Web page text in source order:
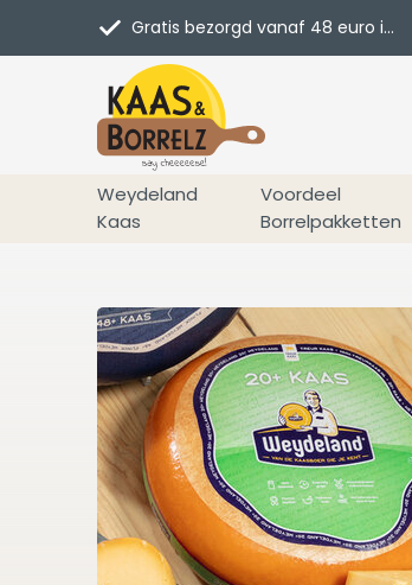
Weydeland
Kaas
Voordeel
Borrelpakketten
Gratis bezorgd vanaf 48 euro in NL